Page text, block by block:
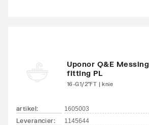
Uponor Q&E Messing
fitting PL
16-G1/2"FT | knie
artikel: 1605003
Leverancier: 1145644